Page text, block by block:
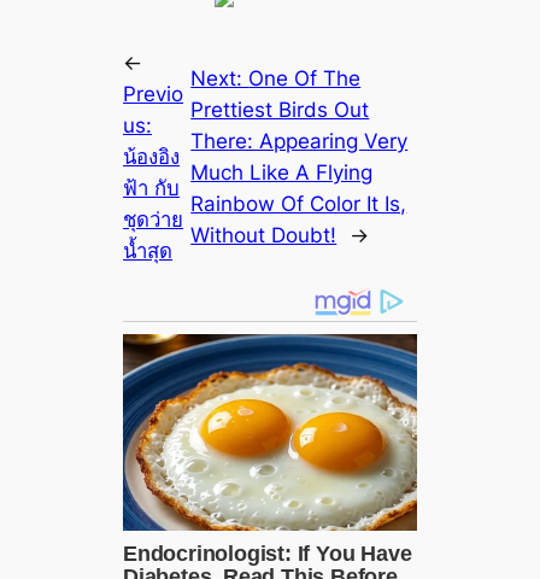
←
Previo
us:
น้องอิง
ฟ้า กับ
ชุดว่าย
น้ำสุด
Next: One Of The
Prettiest Birds Out
There: Appearing Very
Much Like A Flying
Rainbow Of Color It Is,
Without Doubt!
→